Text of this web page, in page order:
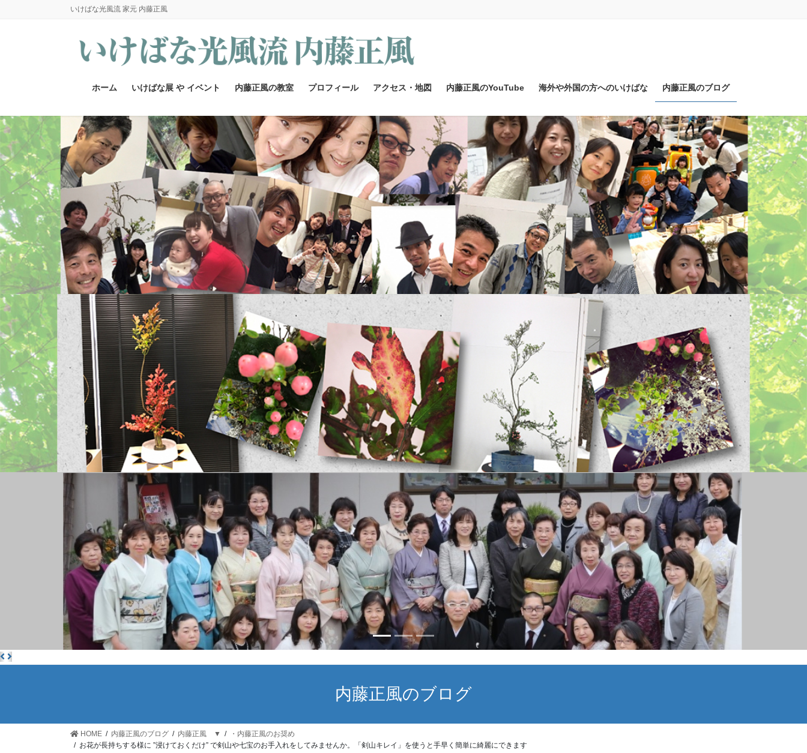
ッ
プ
移
動
いけばな光風流 家元 内藤正風
ホーム いけばな展 や イベント 内藤正風の教室 プロフィール アクセス・地図 内藤正風のYouTube 海外や外国の方へのいけばな 内藤正風のブログ
内藤正風のブログ
HOME 内藤正風のブログ 内藤正風 ▼
・内藤正風のお奨め
お花が長持ちする様に ”浸けておくだけ” で剣山や七宝のお手入れをしてみませんか。「剣山キレイ」を使うと手早く簡単に綺麗にできます